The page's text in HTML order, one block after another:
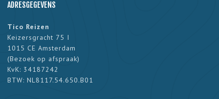
ADRESGEGEVENS
Tico Reizen
Keizersgracht 75 I
1015 CE Amsterdam
(Bezoek op afspraak)
KvK: 34187242
BTW: NL8117.54.650.B01